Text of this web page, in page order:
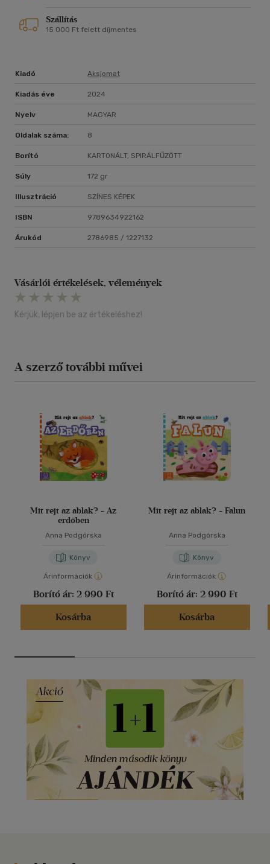
Szállítás
15 000 Ft felett díjmentes
Kiadó Aksjomat
Kiadás éve 2024
Nyelv MAGYAR
Oldalak száma: 8
Borító KARTONÁLT, SPIRÁLFŰZÖTT
Súly 172 gr
Illusztráció SZÍNES KÉPEK
ISBN 9789634922162
Árukód 2786985 / 1227132
Vásárlói értékelések, vélemények
Kérjük, lépjen be az értékeléshez!
A szerző további művei
Mit rejt az ablak? - Az
erdőben
Anna Podgórska
Könyv
Árinformációk
Borító ár: 2 990 Ft
Kosárba
Mit rejt az ablak? - Falun
Anna Podgórska
Könyv
Árinformációk
Borító ár: 2 990 Ft
Kosárba